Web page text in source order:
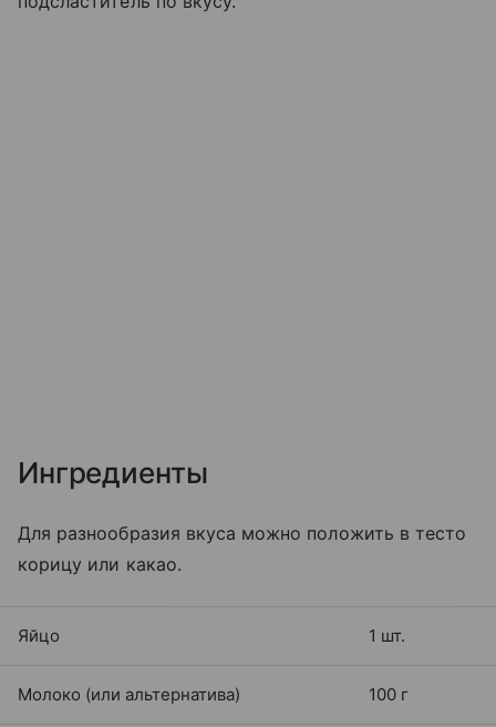
Ингредиенты
Для разнообразия вкуса можно положить в тесто
корицу или какао.
Яйцо 1 шт.
Молоко (или альтернатива) 100 г